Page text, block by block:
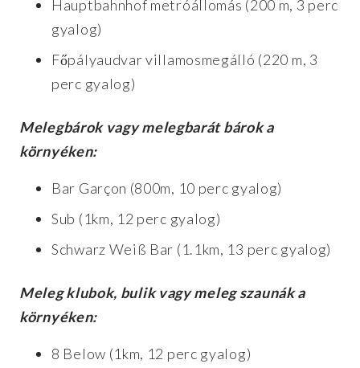
Hauptbahnhof metróállomás (200 m, 3 perc
gyalog)
Főpályaudvar villamosmegálló (220 m, 3
perc gyalog)
Melegbárok vagy melegbarát bárok a
környéken:
Bar Garçon (800m, 10 perc gyalog)
Sub (1km, 12 perc gyalog)
Schwarz Weiß Bar (1.1km, 13 perc gyalog)
Meleg klubok, bulik vagy meleg szaunák a
környéken:
8 Below (1km, 12 perc gyalog)